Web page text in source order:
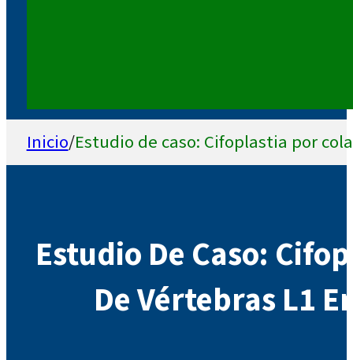
Inicio/Estudio de caso: Cifoplastia por
Estudio De Caso:
De Vértebras L1